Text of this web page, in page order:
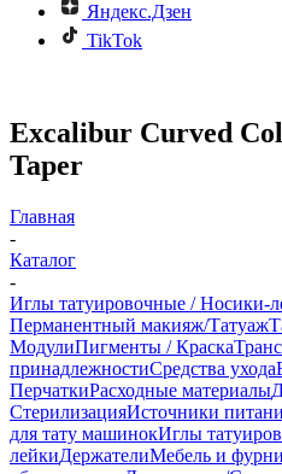
Яндекс.Дзен
TikTok
Excalibur Curved
Taper
Главная
-
Каталог
-
Иглы татуировочные / Носики-
Перманентный макияж/Татуаж
МодулиПигменты / Краска
принадлежностиСредства ухода
ПерчаткиРасходные материалы
СтерилизацияИсточники
для тату машинокИглы
лейкиДержателиМебель и